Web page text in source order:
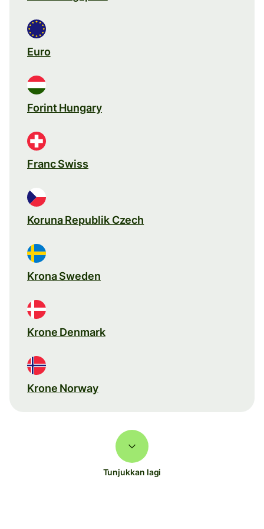
Euro
Forint Hungary
Franc Swiss
Koruna Republik Czech
Krona Sweden
Krone Denmark
Krone Norway
Tunjukkan lagi